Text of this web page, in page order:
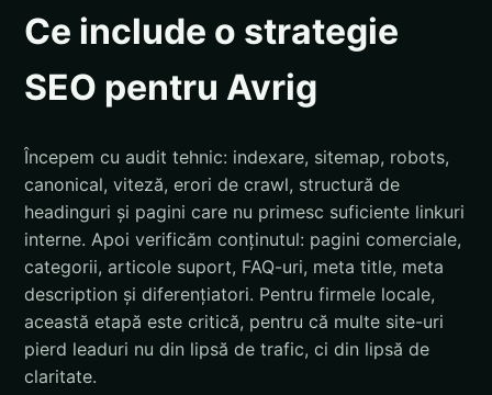
Ce include o strategie
SEO pentru Avrig
Începem cu audit tehnic: indexare, sitemap, robots,
canonical, viteză, erori de crawl, structură de
headinguri și pagini care nu primesc suficiente linkuri
interne. Apoi verificăm conținutul: pagini comerciale,
categorii, articole suport, FAQ-uri, meta title, meta
description și diferențiatori. Pentru firmele locale,
această etapă este critică, pentru că multe site-uri
pierd leaduri nu din lipsă de trafic, ci din lipsă de
claritate.